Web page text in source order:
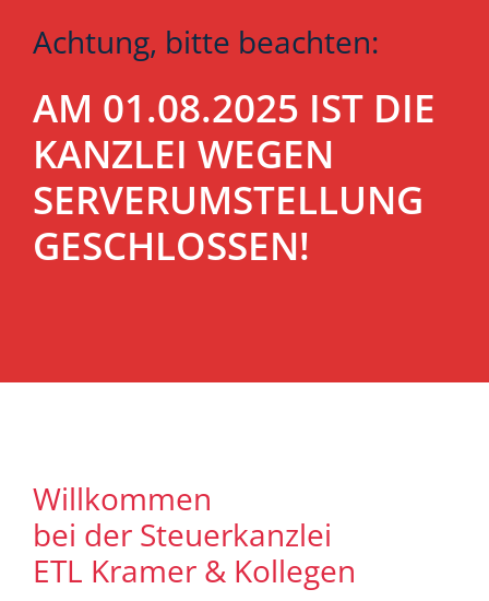
Achtung, bitte beachten:
AM 01.08.2025 IST DIE
KANZLEI WEGEN
SERVERUMSTELLUNG
GESCHLOSSEN!
Willkommen
bei der Steuerkanzlei
ETL Kramer & Kollegen